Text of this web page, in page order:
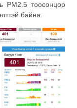
РМ2.5 тоосонцор
байна.